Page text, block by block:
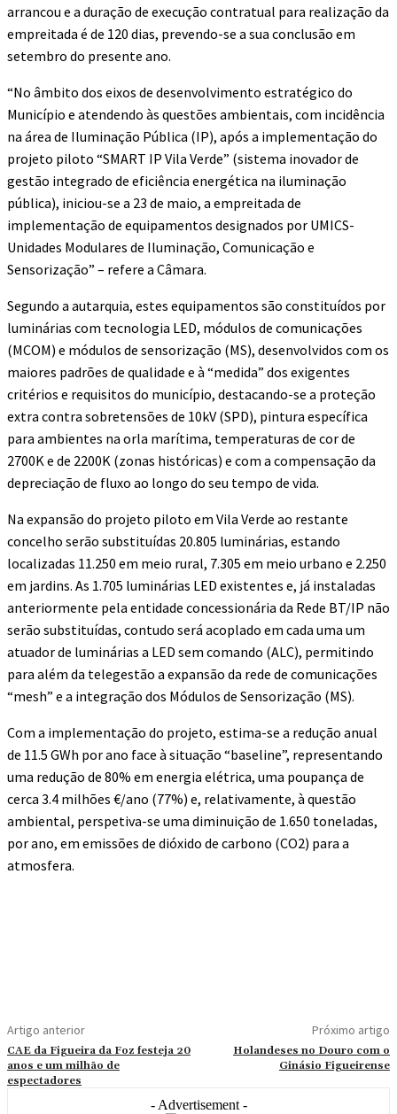
arrancou e a duração de execução contratual para realização da
empreitada é de 120 dias, prevendo-se a sua conclusão em
setembro do presente ano.
“No âmbito dos eixos de desenvolvimento estratégico do
Município e atendendo às questões ambientais, com incidência
na área de Iluminação Pública (IP), após a implementação do
projeto piloto “SMART IP Vila Verde” (sistema inovador de
gestão integrado de eficiência energética na iluminação
pública), iniciou-se a 23 de maio, a empreitada de
implementação de equipamentos designados por UMICS-
Unidades Modulares de Iluminação, Comunicação e
Sensorização” – refere a Câmara.
Segundo a autarquia, estes equipamentos são constituídos por
luminárias com tecnologia LED, módulos de comunicações
(MCOM) e módulos de sensorização (MS), desenvolvidos com os
maiores padrões de qualidade e à “medida” dos exigentes
critérios e requisitos do município, destacando-se a proteção
extra contra sobretensões de 10kV (SPD), pintura específica
para ambientes na orla marítima, temperaturas de cor de
2700K e de 2200K (zonas históricas) e com a compensação da
depreciação de fluxo ao longo do seu tempo de vida.
Na expansão do projeto piloto em Vila Verde ao restante
concelho serão substituídas 20.805 luminárias, estando
localizadas 11.250 em meio rural, 7.305 em meio urbano e 2.250
em jardins. As 1.705 luminárias LED existentes e, já instaladas
anteriormente pela entidade concessionária da Rede BT/IP não
serão substituídas, contudo será acoplado em cada uma um
atuador de luminárias a LED sem comando (ALC), permitindo
para além da telegestão a expansão da rede de comunicações
“mesh” e a integração dos Módulos de Sensorização (MS).
Com a implementação do projeto, estima-se a redução anual
de 11.5 GWh por ano face à situação “baseline”, representando
uma redução de 80% em energia elétrica, uma poupança de
cerca 3.4 milhões €/ano (77%) e, relativamente, à questão
ambiental, perspetiva-se uma diminuição de 1.650 toneladas,
por ano, em emissões de dióxido de carbono (CO2) para a
atmosfera.
Artigo anterior
CAE da Figueira da Foz festeja 20
anos e um milhão de
espectadores
Próximo artigo
Holandeses no Douro com o
Ginásio Figueirense
- Advertisement -